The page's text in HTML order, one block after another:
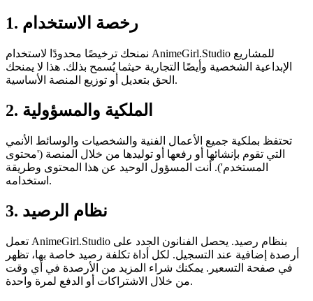
1. رخصة الاستخدام
نمنحك ترخيصًا محدودًا لاستخدام AnimeGirl.Studio للمشاريع
الإبداعية الشخصية وأيضًا التجارية حيثما يُسمح بذلك. هذا لا يمنحك
الحق بتعديل أو توزيع المنصة الأساسية.
2. الملكية والمسؤولية
تحتفظ بملكية جميع الأعمال الفنية والشخصيات والوسائط الأنمي
التي تقوم بإنشائها أو رفعها أو توليدها من خلال المنصة ('محتوى
المستخدم'). أنت المسؤول الوحيد عن هذا المحتوى وطريقة
استخدامه.
3. نظام الرصيد
تعمل AnimeGirl.Studio بنظام رصيد. يحصل الفنانون الجدد على
أرصدة إضافية عند التسجيل. لكل أداة تكلفة رصيد خاصة بها، تظهر
في صفحة التسعير. يمكنك شراء المزيد من الأرصدة في أي وقت
من خلال الاشتراكات أو الدفع لمرة واحدة.